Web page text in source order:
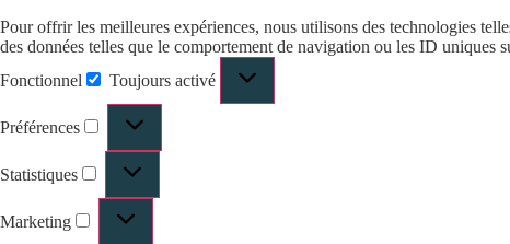
Pour offrir les meilleures expériences, nous utilisons des technologies
des données telles que le comportement de navigation ou les ID uniques
Fonctionnel
Toujours activé
Préférences
Statistiques
Marketing